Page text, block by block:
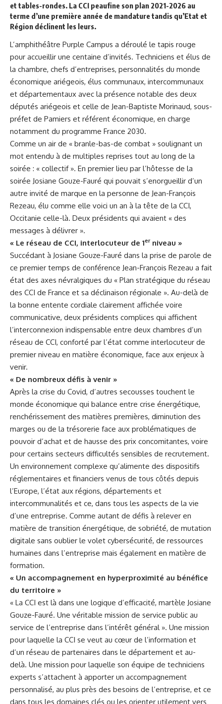
et tables-rondes. La CCI peaufine son plan 2021-2026 au
terme d’une première année de mandature tandis qu’Etat et
Région déclinent les leurs.
L’amphithéâtre Purple Campus a déroulé le tapis rouge
pour accueillir une centaine d’invités. Techniciens et élus de
la chambre, chefs d’entreprises, personnalités du monde
économique ariégeois, élus communaux, intercommunaux
et départementaux avec la présence notable des deux
députés ariégeois et celle de Jean-Baptiste Morinaud, sous-
préfet de Pamiers et référent économique, en charge
notamment du programme France 2030.
Comme un air de « branle-bas-de combat » soulignant un
mot entendu à de multiples reprises tout au long de la
soirée : « collectif ». En premier lieu par l’hôtesse de la
soirée Josiane Gouze-Fauré qui pouvait s’enorgueillir d’un
autre invité de marque en la personne de Jean-François
Rezeau, élu comme elle voici un an à la tête de la CCI,
Occitanie celle-là. Deux présidents qui avaient « des
messages à délivrer ».
« Le réseau de CCI, interlocuteur de 1erniveau »
Succédant à Josiane Gouze-Fauré dans la prise de parole de
ce premier temps de conférence Jean-François Rezeau a fait
état des axes névralgiques du « Plan stratégique du réseau
des CCI de France et sa déclinaison régionale ». Au-delà de
la bonne entente cordiale clairement affichée voire
communicative, deux présidents complices qui affichent
l’interconnexion indispensable entre deux chambres d’un
réseau de CCI, conforté par l’état comme interlocuteur de
premier niveau en matière économique, face aux enjeux à
venir.
« De nombreux défis à venir »
Après la crise du Covid, d’autres secousses touchent le
monde économique qui balance entre crise énergétique,
renchérissement des matières premières, diminution des
marges ou de la trésorerie face aux problématiques de
pouvoir d’achat et de hausse des prix concomitantes, voire
pour certains secteurs difficultés sensibles de recrutement.
Un environnement complexe qu’alimente des dispositifs
réglementaires et financiers venus de tous côtés depuis
l’Europe, l’état aux régions, départements et
intercommunalités et ce, dans tous les aspects de la vie
d’une entreprise. Comme autant de défis à relever en
matière de transition énergétique, de sobriété, de mutation
digitale sans oublier le volet cybersécurité, de ressources
humaines dans l’entreprise mais également en matière de
formation.
« Un accompagnement en hyperproximité au bénéfice
du territoire »
« La CCI est là dans une logique d’efficacité, martèle Josiane
Gouze-Fauré. Une véritable mission de service public au
service de l’entreprise dans l’intérêt général ». Une mission
pour laquelle la CCI se veut au cœur de l’information et
d’un réseau de partenaires dans le département et au-
delà. Une mission pour laquelle son équipe de techniciens
experts s’attachent à apporter un accompagnement
personnalisé, au plus près des besoins de l’entreprise, et ce
dans tous les domaines clés ou les orienter utilement vers